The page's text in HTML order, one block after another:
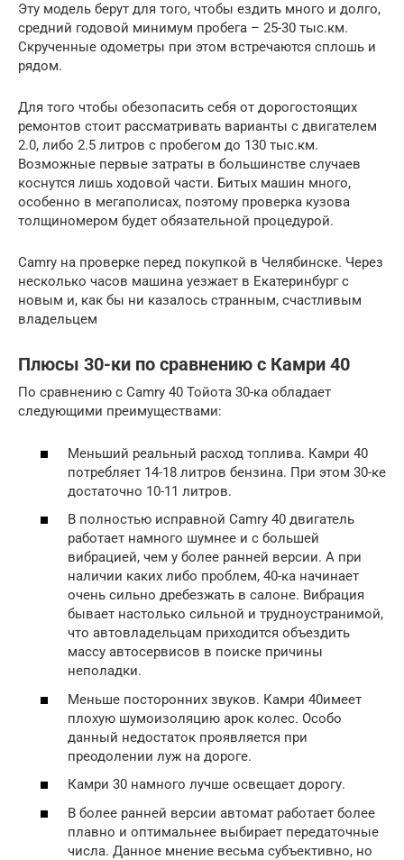
Эту модель берут для того, чтобы ездить много и долго,
средний годовой минимум пробега – 25-30 тыс.км.
Скрученные одометры при этом встречаются сплошь и
рядом.
Для того чтобы обезопасить себя от дорогостоящих
ремонтов стоит рассматривать варианты с двигателем
2.0, либо 2.5 литров с пробегом до 130 тыс.км.
Возможные первые затраты в большинстве случаев
коснутся лишь ходовой части. Битых машин много,
особенно в мегаполисах, поэтому проверка кузова
толщиномером будет обязательной процедурой.
Camry на проверке перед покупкой в Челябинске. Через
несколько часов машина уезжает в Екатеринбург с
новым и, как бы ни казалось странным, счастливым
владельцем
Плюсы 30-ки по сравнению с Камри 40
По сравнению с Camry 40 Тойота 30-ка обладает
следующими преимуществами:
Меньший реальный расход топлива. Камри 40
потребляет 14-18 литров бензина. При этом 30-ке
достаточно 10-11 литров.
В полностью исправной Camry 40 двигатель
работает намного шумнее и с большей
вибрацией, чем у более ранней версии. А при
наличии каких либо проблем, 40-ка начинает
очень сильно дребезжать в салоне. Вибрация
бывает настолько сильной и трудноустранимой,
что автовладельцам приходится объездить
массу автосервисов в поиске причины
неполадки.
Меньше посторонних звуков. Камри 40имеет
плохую шумоизоляцию арок колес. Особо
данный недостаток проявляется при
преодолении луж на дороге.
Камри 30 намного лучше освещает дорогу.
В более ранней версии автомат работает более
плавно и оптимальнее выбирает передаточные
числа. Данное мнение весьма субъективно, но